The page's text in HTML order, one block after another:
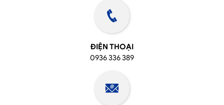
ĐIỆN THOẠI
0936 336 389